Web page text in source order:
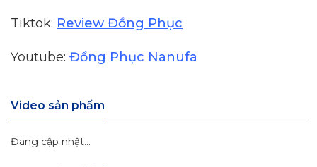
Tiktok: Review Đồng Phục
Youtube: Đồng Phục Nanufa
Video sản phẩm
Đang cập nhật...